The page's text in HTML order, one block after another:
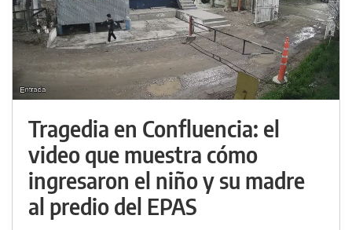
Tragedia en Confluencia: el
video que muestra cómo
ingresaron el niño y su madre
al predio del EPAS